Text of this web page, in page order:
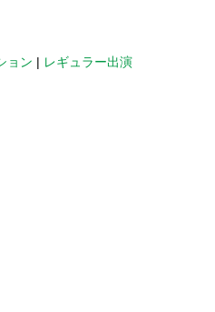
ョン | レギュラー出演